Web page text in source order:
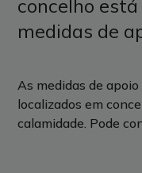
concelho
medidas de
As medidas de apoio
localizados em
calamidade. Pode